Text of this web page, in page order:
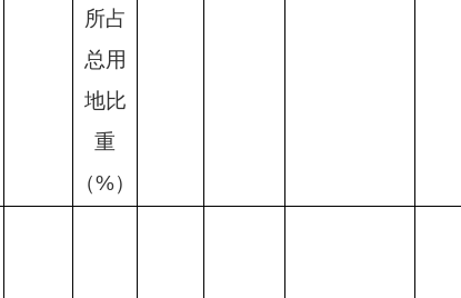
所占
总用
地比
重
（%）